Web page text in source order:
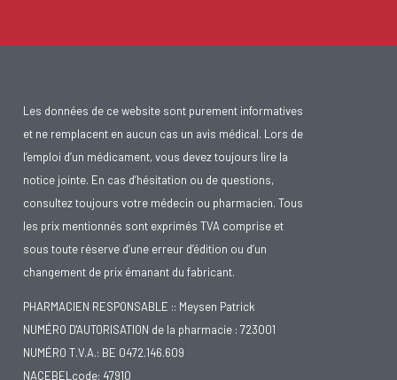
Les données de ce website sont purement informatives
et ne remplacent en aucun cas un avis médical. Lors de
l’emploi d’un médicament, vous devez toujours lire la
notice jointe. En cas d’hésitation ou de questions,
consultez toujours votre médecin ou pharmacien. Tous
les prix mentionnés sont exprimés TVA comprise et
sous toute réserve d’une erreur d’édition ou d’un
changement de prix émanant du fabricant.
PHARMACIEN RESPONSABLE :: Meysen Patrick
NUMÉRO D'AUTORISATION de la pharmacie : 723001
NUMÉRO T.V.A.: BE 0472.146.609
NACEBELcode: 47910